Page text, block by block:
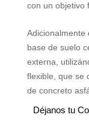
con un objetivo
Adicionalmente
base de suelo
externa,
flexible, que se
de concreto
Déjanos tu